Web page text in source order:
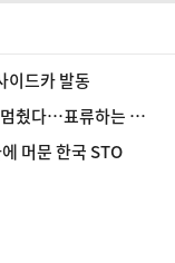
이드카 발동
췄다…표류하는 가
머문 한국 STO